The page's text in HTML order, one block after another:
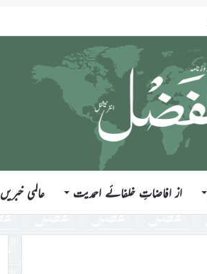
از افاضاتِ خلفائے احمدیت عالمی خبریں